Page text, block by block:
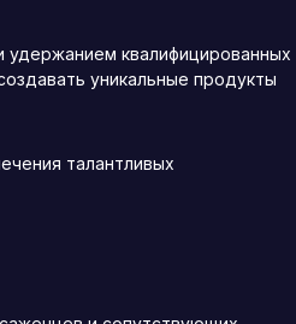
удержанием квалифицированных
уникальные продукты
талантливых